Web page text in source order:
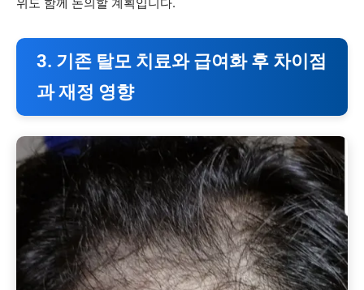
3. 기존 탈모 치료와 급여화 후 차이점
과 재정 영향